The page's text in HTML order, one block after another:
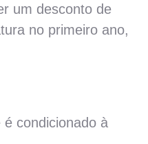
um desconto de
no primeiro ano,
condicionado à